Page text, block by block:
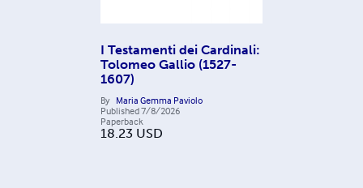
I Testamenti dei Cardinali:
Tolomeo Gallio (1527-
1607)
By Maria Gemma Paviolo
Published7/8/2026
Paperback
18.23 USD